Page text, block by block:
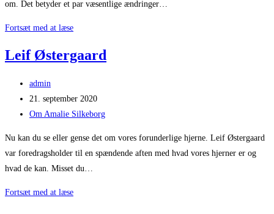
om. Det betyder et par væsentlige ændringer…
Fortsæt med at læseVigtig
Leif Østergaard
Post
author:
admin
Post
published:
21. september 2020
Post
Om Amalie Silkeborg
Nu kan du se eller gense det om vores forunderlige hjerne. Leif Østergaard
var foredragsholder til en spændende aften med hvad vores hjerner er og
hvad de kan. Misset du…
Fortsæt med at læseLeif